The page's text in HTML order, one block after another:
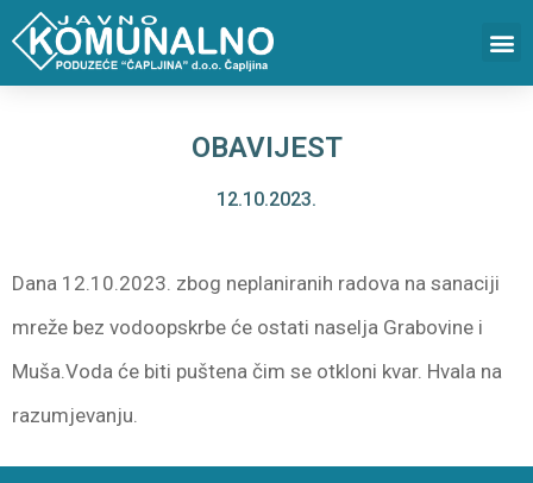
OBAVIJEST
12.10.2023.
Dana 12.10.2023. zbog neplaniranih radova na sanaciji
mreže bez vodoopskrbe će ostati naselja Grabovine i
Muša.Voda će biti puštena čim se otkloni kvar. Hvala na
razumjevanju.